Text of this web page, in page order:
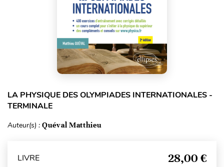
LA PHYSIQUE DES OLYMPIADES INTERNATIONALES -
TERMINALE
Auteur(s) : Quéval Matthieu
LIVRE 28,00 €